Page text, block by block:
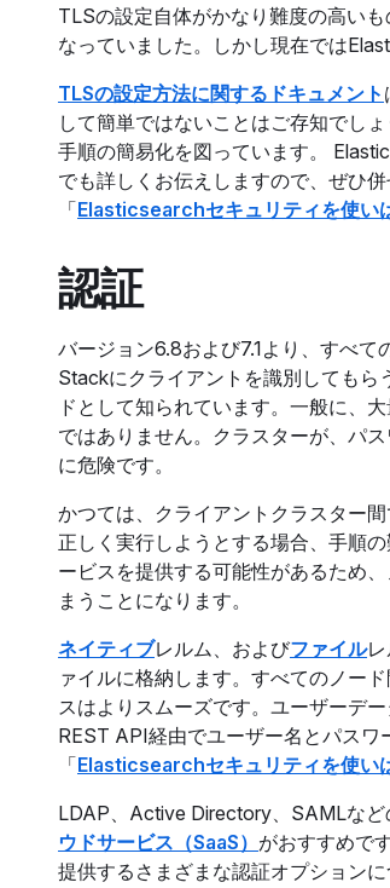
TLSの設定自体がかなり難度の高い
なっていました。しかし現在では
TLSの設定方法に関するドキュメント
して簡単ではないことはご存知でしょ
手順の簡易化を図っています。
でも詳しくお伝えしますので、ぜひ
「Elasticsearchセキュリティを使い
認証
バージョン6.8および7.1より、すべ
Stackにクライアントを識別してもら
ドとして知られています。一般に、
ではありません。クラスターが、パ
に危険です。
かつては、クライアントクラスター
正しく実行しようとする場合、手順
ービスを提供する可能性があるため
まうことになります。
ネイティブレルム、およびファイル
ァイルに格納します。すべてのノー
スはよりスムーズです。ユーザーデ
REST API経由でユーザー名とパス
「Elasticsearchセキュリティを使い
LDAP、Active Directory、SAMLなど
ウドサービス（SaaS） がおすすめで
提供するさまざまな認証オプションに